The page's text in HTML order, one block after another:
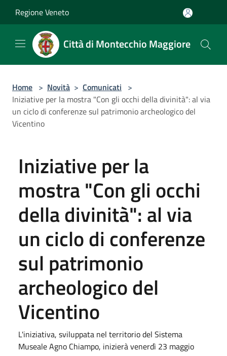
Regione Veneto
Città di Montecchio Maggiore
Home > Novità > Comunicati >
Iniziative per la mostra "Con gli occhi della divinità": al via
un ciclo di conferenze sul patrimonio archeologico del
Vicentino
Iniziative per la
mostra "Con gli occhi
della divinità": al via
un ciclo di conferenze
sul patrimonio
archeologico del
Vicentino
L'iniziativa, sviluppata nel territorio del Sistema
Museale Agno Chiampo, inizierà venerdì 23 maggio